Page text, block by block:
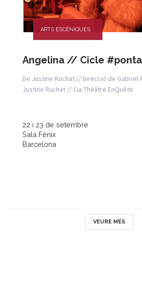
ARTS ESCÈNIQUES
Angelina // Cicle
De Justine Ruchat // Direcció de Gabriel
Justine Ruchat // Cia Théâtre EnQuête
22 i 23 de setembre
Sala Fènix
Barcelona
VEURE MÉS